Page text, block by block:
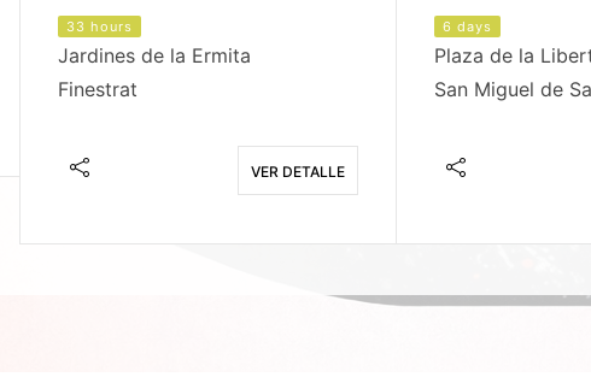
33 hours
Jardines de la Ermita
Finestrat
VER DETALLE
6 days
Plaza de la
San Miguel de